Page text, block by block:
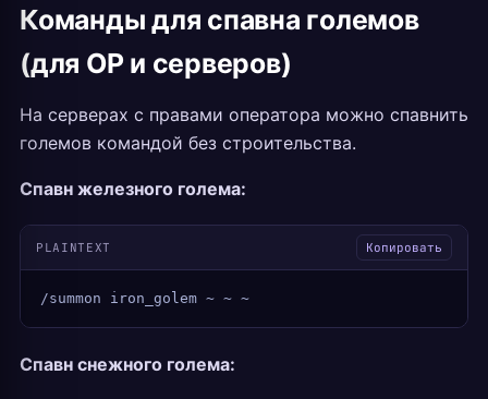
Команды для спавна големов
(для OP и серверов)
На серверах с правами оператора можно спавнить
големов командой без строительства.
Спавн железного голема:
PLAINTEXT Копировать
/summon iron_golem ~ ~ ~
Спавн снежного голема: